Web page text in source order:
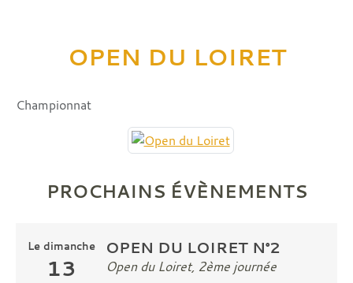
OPEN DU LOIRET
Championnat
PROCHAINS ÉVÈNEMENTS
Le dimanche
13
OPEN DU LOIRET N°2
Open du Loiret, 2ème journée